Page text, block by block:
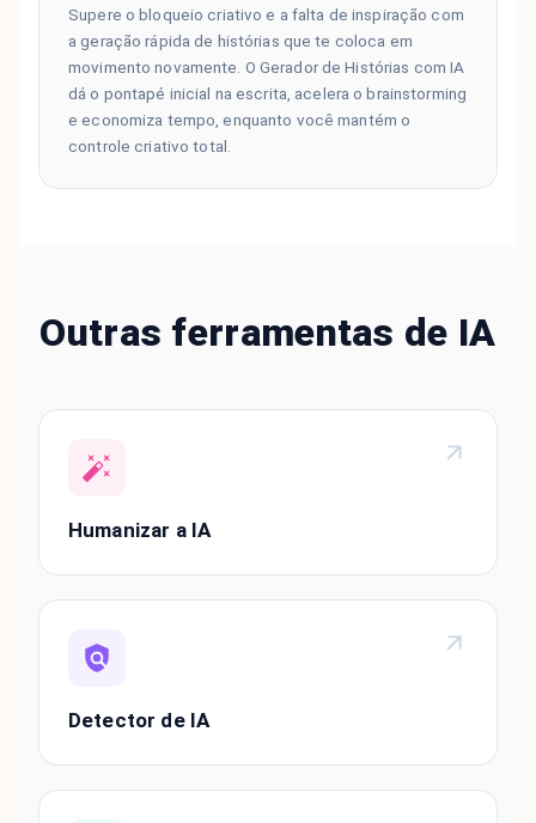
Supere o bloqueio criativo e a falta de inspiração com
a geração rápida de histórias que te coloca em
movimento novamente. O Gerador de Histórias com IA
dá o pontapé inicial na escrita, acelera o brainstorming
e economiza tempo, enquanto você mantém o
controle criativo total.
Outras ferramentas de IA
Humanizar a IA
Detector de IA